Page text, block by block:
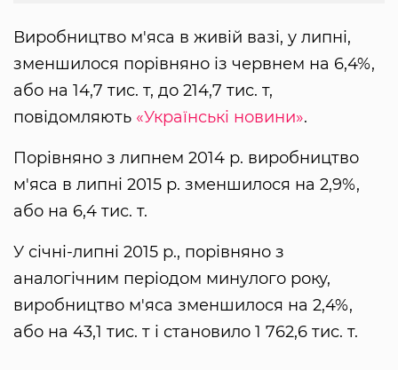
Виробництво м'яса в живій вазі, у липні,
зменшилося порівняно із червнем на 6,4%,
або на 14,7 тис. т, до 214,7 тис. т,
повідомляють «Українські новини».
Порівняно з липнем 2014 р. виробництво
м'яса в липні 2015 р. зменшилося на 2,9%,
або на 6,4 тис. т.
У січні-липні 2015 р., порівняно з
аналогічним періодом минулого року,
виробництво м'яса зменшилося на 2,4%,
або на 43,1 тис. т і становило 1 762,6 тис. т.